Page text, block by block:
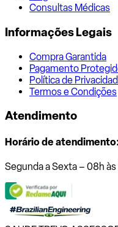
Consultas Médicas
Informações Legais
Compra Garantida
Pagamento
Política de
Termos e Condições
Atendimento
Horário de atendimento:
Segunda a Sexta – 08h